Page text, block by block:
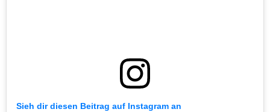
Sieh dir diesen Beitrag auf Instagram an